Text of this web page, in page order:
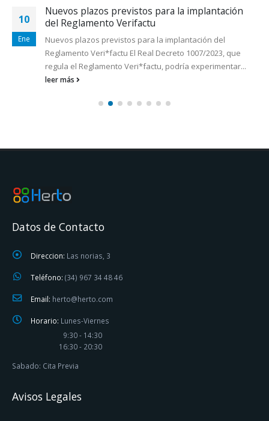
10
Ene
Nuevos plazos previstos para la implantación
del Reglamento Verifactu
Nuevos plazos previstos para la implantación del
Reglamento Veri*factu El Real Decreto 1007/2023, que
regula el Reglamento Veri*factu, podría experimentar...
leer más
Datos de Contacto
Direccion: Las norias, 3
Teléfono: (34) 967 34 48 46
Email: herto@herto.com
Horario: Lunes-Viernes
9:30 - 14:30
16:30 - 20:30
Sabado: Cita Previa
Avisos Legales